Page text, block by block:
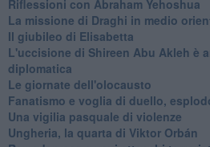
Riflessioni con Abraham Yehoshua
La missione di Draghi in medio
Il giubileo di Elisabetta
L'uccisione di Shireen Abu Akleh è
diplomatica
Le giornate dell'olocausto
Fanatismo e voglia di duello,
Una vigilia pasquale di violenze
Ungheria, la quarta di Viktor Orbán